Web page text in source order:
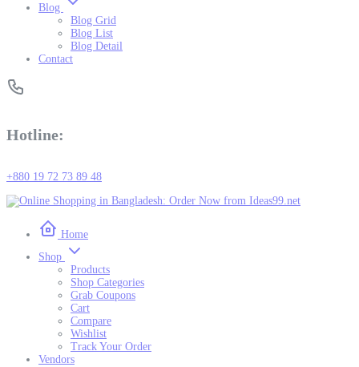
Blog
Blog Grid
Blog List
Blog Detail
Contact
Hotline:
+880 19 72 73 89 48
Home
Shop
Products
Shop Categories
Grab Coupons
Cart
Compare
Wishlist
Track Your Order
Vendors